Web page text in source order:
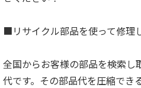
■リサイクル部品を使って修理
全国からお客様の部品を検索し
代です。その部品代を圧縮でき